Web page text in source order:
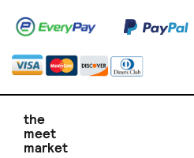
the
meet
market